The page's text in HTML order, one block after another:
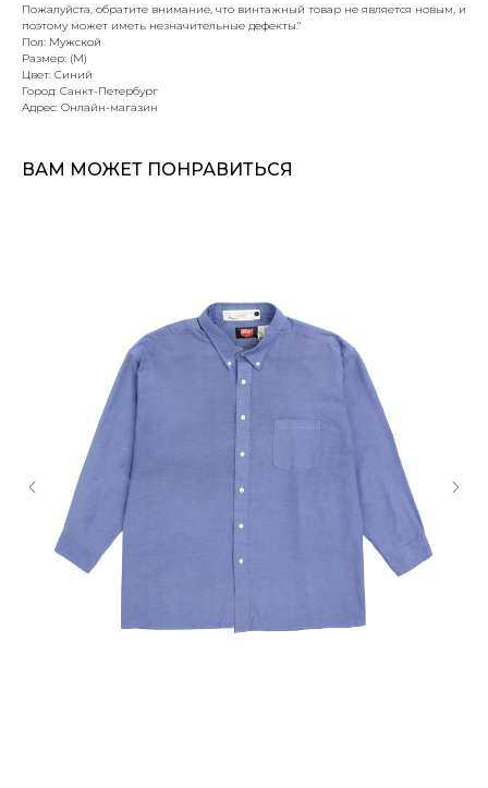
Пожалуйста, обратите внимание, что винтажный товар не является новым, и
поэтому может иметь незначительные дефекты."
Пол: Мужской
Размер: (M)
Цвет: Синий
Город: Санкт-Петербург
Адрес: Онлайн-магазин
ВАМ МОЖЕТ ПОНРАВИТЬСЯ